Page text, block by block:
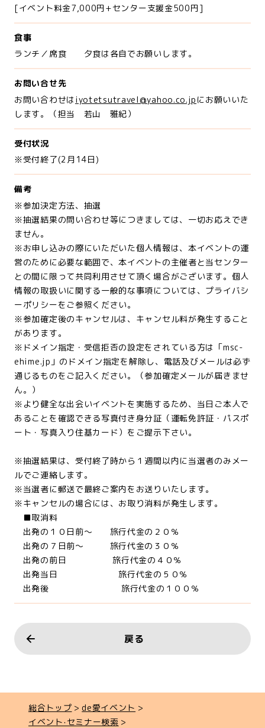
[イベント料金7,000円+センター支援金500円]
食事
ランチ／席食 夕食は各自でお願いします。
お問い合せ先
お問い合わせはiyotetsutravel@yahoo.co.jp にお願いいた
します。（担当 若山 雅紀）
受付状況
※受付終了(2月14日)
備考
※参加決定方法、抽選
※抽選結果の問い合わせ等につきましては、一切お応えでき
ません。
※お申し込みの際にいただいた個人情報は、本イベントの運
営のために必要な範囲で、本イベントの主催者と当センター
との間に限って共同利用させて頂く場合がございます。個人
情報の取扱いに関する一般的な事項については、プライバシ
ーポリシーをご参照ください。
※参加確定後のキャンセルは、キャンセル料が発生すること
があります。
※ドメイン指定・受信拒否の設定をされている方は「msc-
ehime.jp」のドメイン指定を解除し、電話及びメールは必ず
通じるものをご記入ください。（参加確定メールが届きませ
ん。）
※より健全な出会いイベントを実施するため、当日ご本人で
あることを確認できる写真付き身分証（運転免許証・パスポ
ート・写真入り住基カード）をご提示下さい。
※抽選結果は、受付終了時から１週間以内に当選者のみメー
ルでご連絡します。
※当選者に郵送で最終ご案内をお送りいたします。
※キャンセルの場合には、お取り消料が発生します。
■取消料
出発の１０日前～ 旅行代金の２０％
出発の７日前～ 旅行代金の３０％
出発の前日 旅行代金の４０％
出発当日 旅行代金の５０％
出発後 旅行代金の１００％
戻る
総合トップ
de愛イベント
イベント‧セミナー検索